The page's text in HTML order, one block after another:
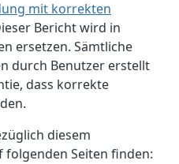
mit korrekten
Bericht wird in
ersetzen. Sämtliche
durch Benutzer erstellt
dass korrekte
diesem
folgenden Seiten finden: